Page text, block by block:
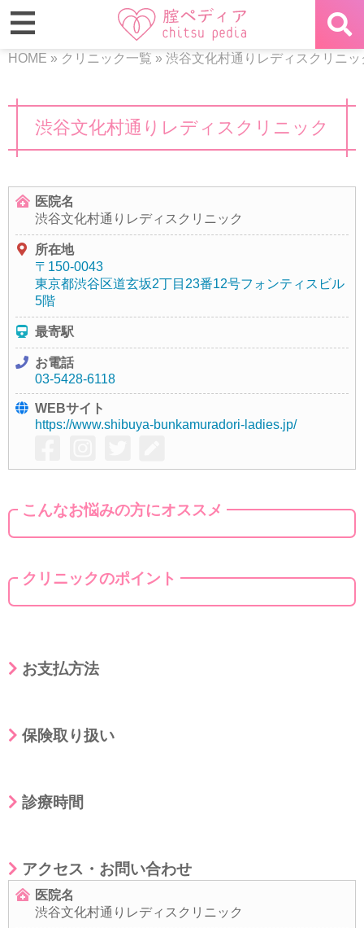
HOME » クリニック一覧 » 渋谷文化村通りレディスクリニッ
渋谷文化村通りレディスクリニック
医院名
渋谷文化村通りレディスクリニック
所在地
〒150-0043
東京都渋谷区道玄坂2丁目23番12号フォンティスビル
5階
最寄駅
お電話
03-5428-6118
WEBサイト
https://www.shibuya-bunkamuradori-ladies.jp/
こんなお悩みの方にオススメ
クリニックのポイント
お支払方法
保険取り扱い
診療時間
アクセス・お問い合わせ
医院名
渋谷文化村通りレディスクリニック